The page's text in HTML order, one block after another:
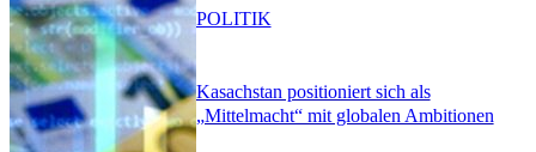
Kasachstan positioniert sich als
„Mittelmacht“ mit globalen Ambitionen
POLITIK